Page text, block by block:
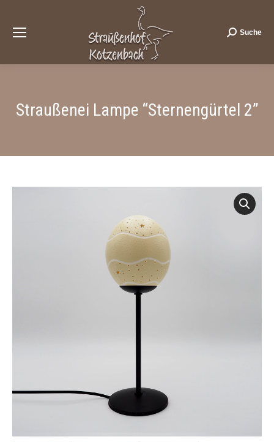
Search:
Suche
Straußenei Lampe “Sternengürtel 2”